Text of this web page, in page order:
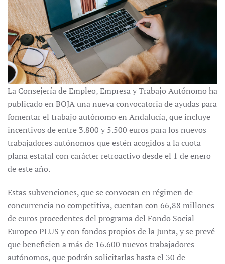
La Consejería de Empleo, Empresa y Trabajo Autónomo ha
publicado en BOJA una nueva convocatoria de ayudas para
fomentar el trabajo autónomo en Andalucía, que incluye
incentivos de entre 3.800 y 5.500 euros para los nuevos
trabajadores autónomos que estén acogidos a la cuota
plana estatal con carácter retroactivo desde el 1 de enero
de este año.
Estas subvenciones, que se convocan en régimen de
concurrencia no competitiva, cuentan con 66,88 millones
de euros procedentes del programa del Fondo Social
Europeo PLUS y con fondos propios de la Junta, y se prevé
que beneficien a más de 16.600 nuevos trabajadores
autónomos, que podrán solicitarlas hasta el 30 de